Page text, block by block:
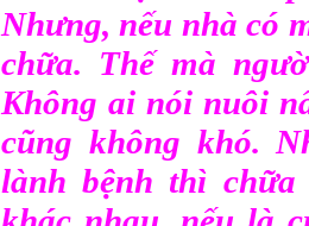
Nhưng, nếu nhà có
chữa. Thế mà
Không ai nói nuôi
cũng không khó.
lành bệnh thì